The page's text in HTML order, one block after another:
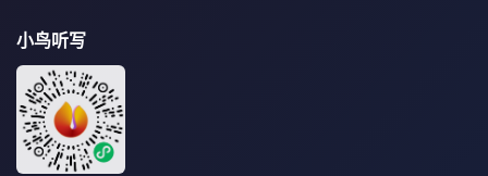
小鸟听写